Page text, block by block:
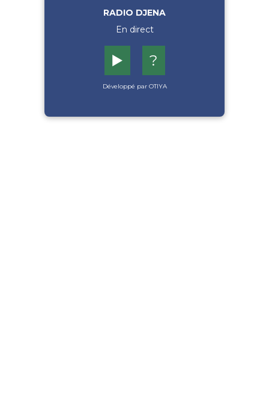
RADIO DJENA
En direct
▶️ ?
Développé par OTIYA